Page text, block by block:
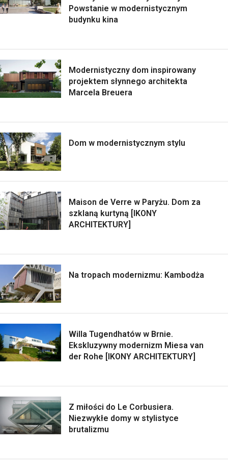
Powstanie w modernistycznym
budynku kina
Modernistyczny dom inspirowany
projektem słynnego architekta
Marcela Breuera
Dom w modernistycznym stylu
Maison de Verre w Paryżu. Dom za
szklaną kurtyną [IKONY
ARCHITEKTURY]
Na tropach modernizmu: Kambodża
Willa Tugendhatów w Brnie.
Ekskluzywny modernizm Miesa van
der Rohe [IKONY ARCHITEKTURY]
Z miłości do Le Corbusiera.
Niezwykłe domy w stylistyce
brutalizmu